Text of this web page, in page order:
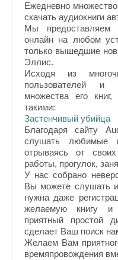
Ежедневно
скачать аудиокниги
Мы предоставляем
онлайн на любом
только вышедшие
Эллис.
Исходя из
пользователей и
множества его
такими:
Застенчивый убийца
Благодаря сайту
слушать любимые
отрываясь от
работы, прогулок,
У нас собрано
Вы можете слушать
нужна даже
желаемую книгу и
приятный простой
сделает Ваш поиск
Желаем Вам
времяпровождения